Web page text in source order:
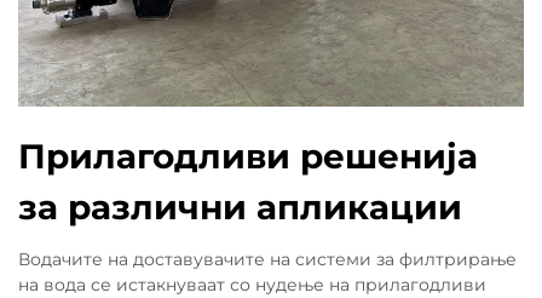
Прилагодливи решенија
за различни апликации
Водачите на доставувачите на системи за филтрирање
на вода се истакнуваат со нудење на прилагодливи